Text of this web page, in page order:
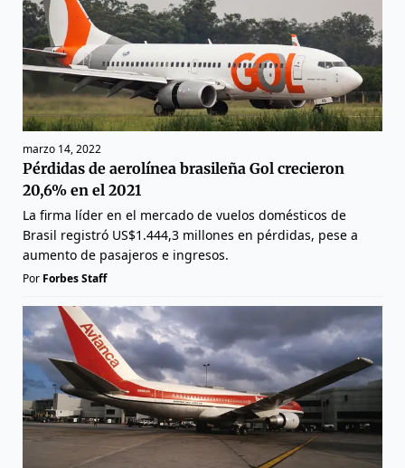
marzo 14, 2022
Pérdidas de aerolínea brasileña Gol crecieron
20,6% en el 2021
La firma líder en el mercado de vuelos domésticos de
Brasil registró US$1.444,3 millones en pérdidas, pese a
aumento de pasajeros e ingresos.
Por Forbes Staff